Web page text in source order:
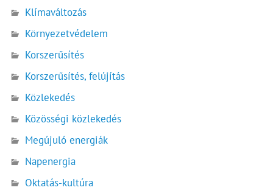
Klímaváltozás
Környezetvédelem
Korszerűsítés
Korszerűsítés, felújítás
Közlekedés
Közösségi közlekedés
Megújuló energiák
Napenergia
Oktatás-kultúra